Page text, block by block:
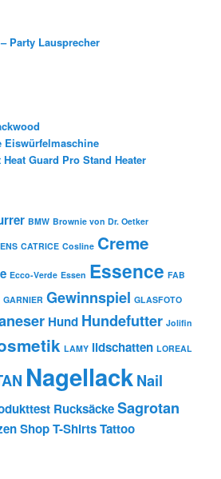
Party Lausprecher
Eiswürfelmaschine
Guard Pro Stand Heater
BMW Brownie von Dr. Oetker
CATRICE Cosline Creme
Ecco-Verde Essen Essence FAB
GARNIER Gewinnspiel GLASFOTO
Hund Hundefutter Jolifin
LAMY lidschatten LOREAL
NagellackNail
RucksäckeSagrotan
ShopT-ShirtsTattoo